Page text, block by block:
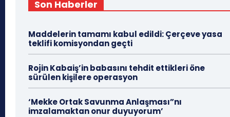
Son Haberler
Maddelerin tamamı kabul edildi: Çerçeve yasa
teklifi komisyondan geçti
Rojin Kabaiş’in babasını tehdit ettikleri öne
sürülen kişilere operasyon
‘Mekke Ortak Savunma Anlaşması”nı
imzalamaktan onur duyuyorum’